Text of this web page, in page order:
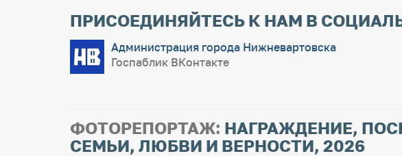
ПРИСОЕДИНЯЙТЕСЬ К НАМ В
Администрация города Нижневартовска
Госпаблик ВКонтакте
ФОТОРЕПОРТАЖ: НАГРАЖДЕНИЕ,
СЕМЬИ, ЛЮБВИ И ВЕРНОСТИ, 2026